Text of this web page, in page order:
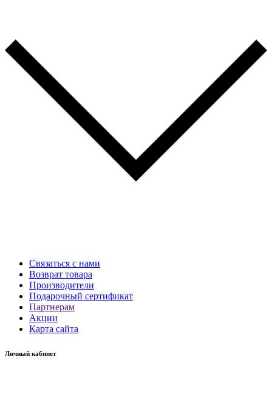
Связаться с нами
Возврат товара
Производители
Подарочный сертификат
Партнерам
Акции
Карта сайта
Личный кабинет